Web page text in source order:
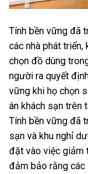
Tính bền vững đã
các nhà phát
chọn đồ dùng
người ra quyết
vững khi họ chọn
án khách sạn trên
Tính bền vững đã
sạn và khu nghỉ
đặt vào việc giảm
đảm bảo rằng